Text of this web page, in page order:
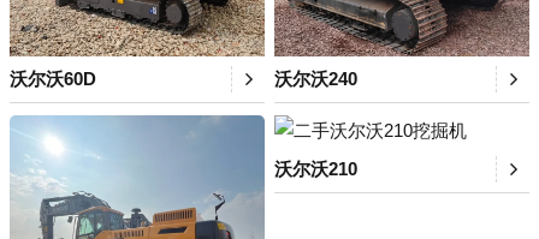
沃尔沃60D 沃尔沃240
沃尔沃210